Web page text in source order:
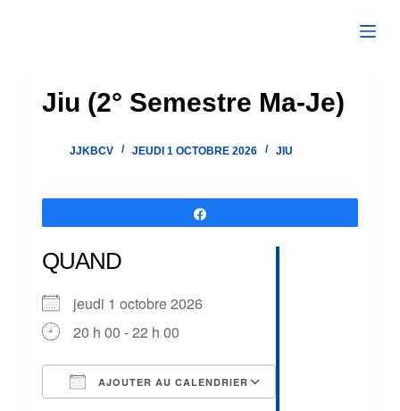
Jiu (2° Semestre Ma-Je)
JJKBCV JEUDI 1 OCTOBRE 2026 JIU
QUAND
jeudi 1 octobre 2026
20 h 00 - 22 h 00
AJOUTER AU CALENDRIER